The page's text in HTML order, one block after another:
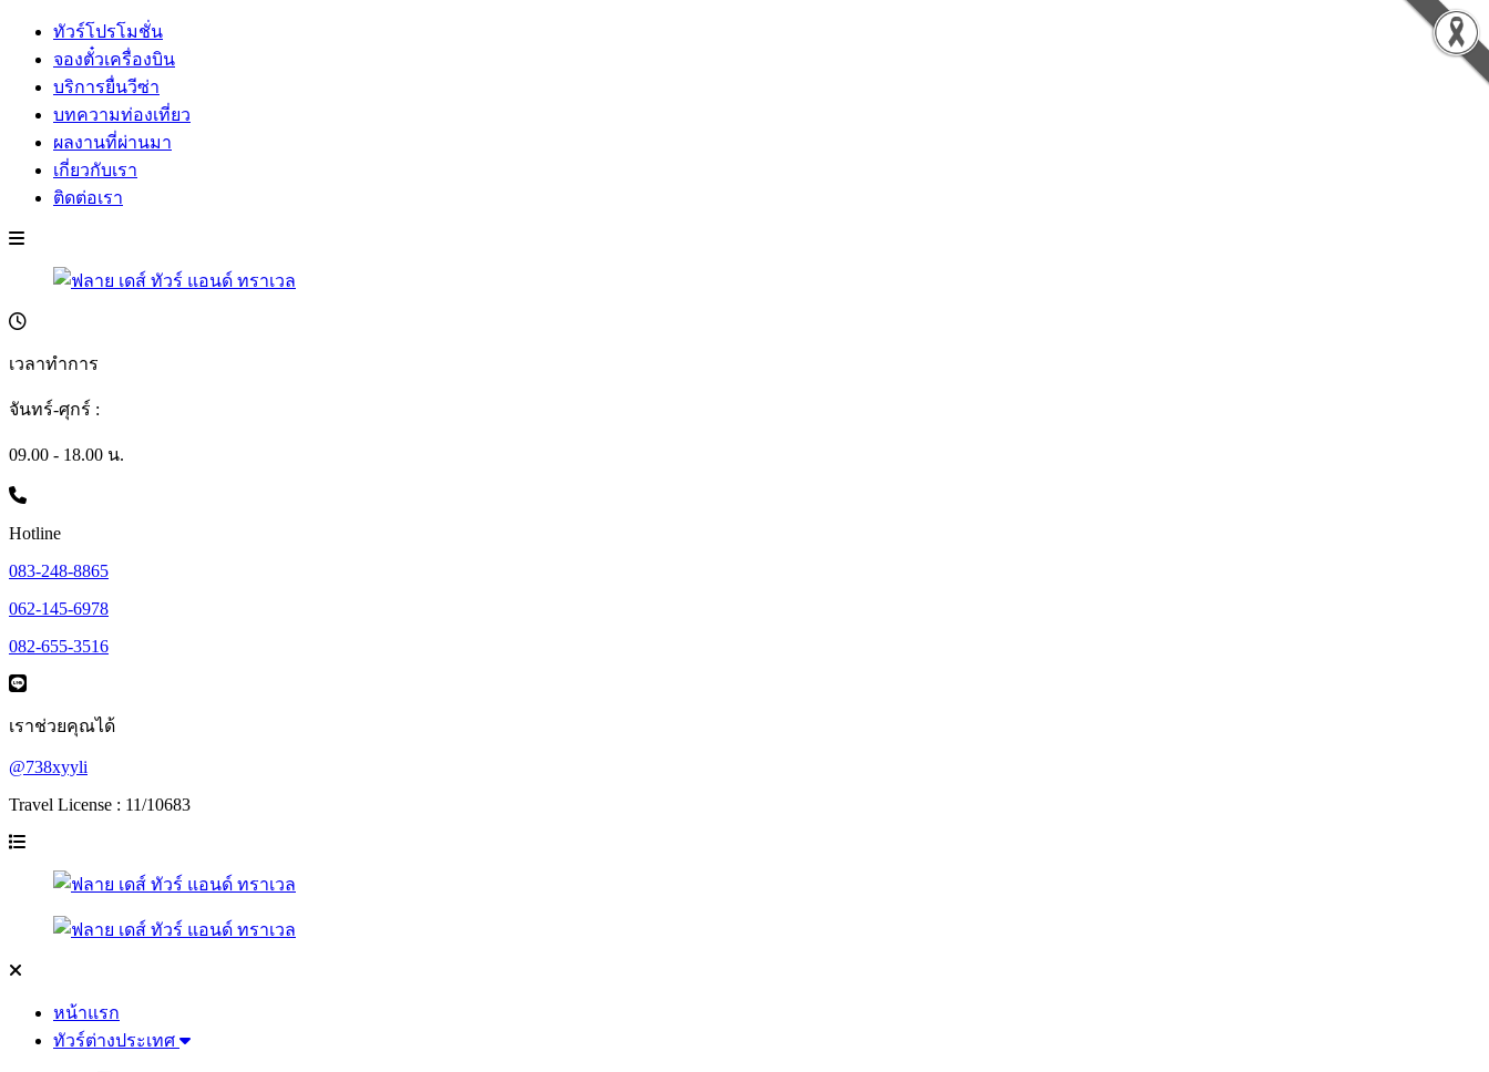
ทัวร์โปรโมชั่น
จองตั๋วเครื่องบิน
บริการยื่นวีซ่า
บทความท่องเที่ยว
ผลงานที่ผ่านมา
เกี่ยวกับเรา
ติดต่อเรา
เวลาทำการ
จันทร์-ศุกร์ :
09.00 - 18.00 น.
Hotline
083-248-8865
062-145-6978
082-655-3516
เราช่วยคุณได้
@738xyyli
Travel License : 11/10683
หน้าแรก
ทัวร์ต่างประเทศ